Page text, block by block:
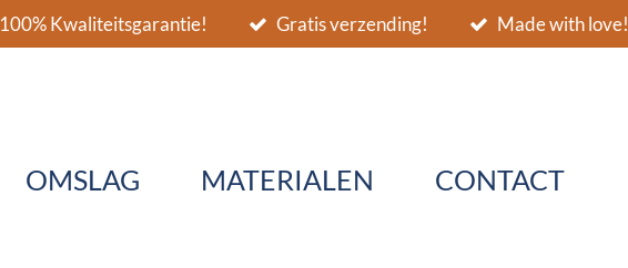
100% Kwaliteitsgarantie! Gratis verzending! Made with love!
OMSLAG MATERIALEN CONTACT